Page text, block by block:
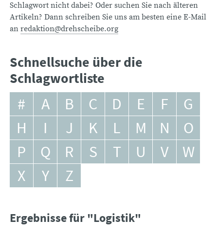
Schlagwort nicht dabei? Oder suchen Sie nach älteren
Artikeln? Dann schreiben Sie uns am besten eine E-Mail
an redaktion@drehscheibe.org
Schnellsuche über die
Schlagwortliste
# A B C D E F
G
H
I J K L M N
O
P
Q R S T U V
W
X
Y Z
Ergebnisse für "Logistik"